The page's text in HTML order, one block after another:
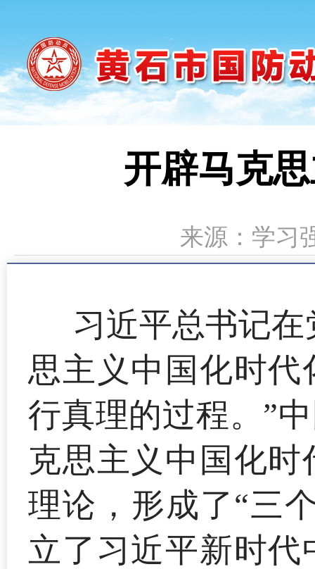
开辟马克
来源：学
习近平总书记
思主义中国化时
行真理的过程。”
克思主义中国化
理论，形成了“三
立了习近平新时